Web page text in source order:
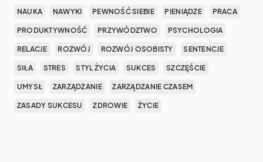
NAUKA NAWYKI PEWNOŚĆ SIEBIE PIENIĄDZE PRACA
PRODUKTYWNOŚĆ PRZYWÓDZTWO PSYCHOLOGIA
RELACJE ROZWÓJ ROZWÓJ OSOBISTY SENTENCJE
SIŁA STRES STYL ŻYCIA SUKCES SZCZĘŚCIE
UMYSŁ ZARZĄDZANIE ZARZĄDZANIE CZASEM
ZASADY SUKCESU ZDROWIE ŻYCIE